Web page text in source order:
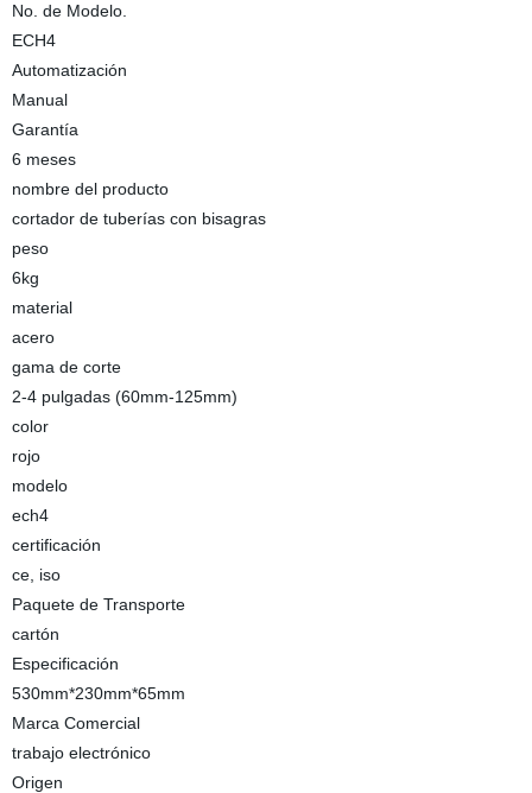
No. de Modelo.
ECH4
Automatización
Manual
Garantía
6 meses
nombre del producto
cortador de tuberías con bisagras
peso
6kg
material
acero
gama de corte
2-4 pulgadas (60mm-125mm)
color
rojo
modelo
ech4
certificación
ce, iso
Paquete de Transporte
cartón
Especificación
530mm*230mm*65mm
Marca Comercial
trabajo electrónico
Origen